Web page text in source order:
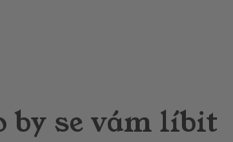
by se vám líbit